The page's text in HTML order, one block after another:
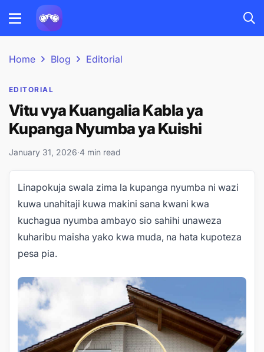
Home Blog Editorial
EDITORIAL
Vitu vya Kuangalia Kabla ya
Kupanga Nyumba ya Kuishi
January 31, 2026·4 min read
Linapokuja swala zima la kupanga nyumba ni wazi
kuwa unahitaji kuwa makini sana kwani kwa
kuchagua nyumba ambayo sio sahihi unaweza
kuharibu maisha yako kwa muda, na hata kupoteza
pesa pia.